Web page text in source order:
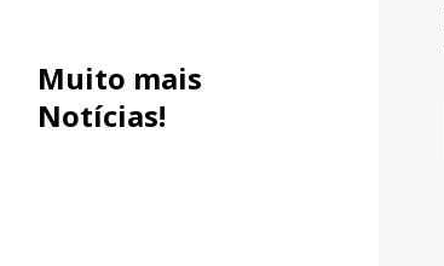
Muito mais
Notícias!